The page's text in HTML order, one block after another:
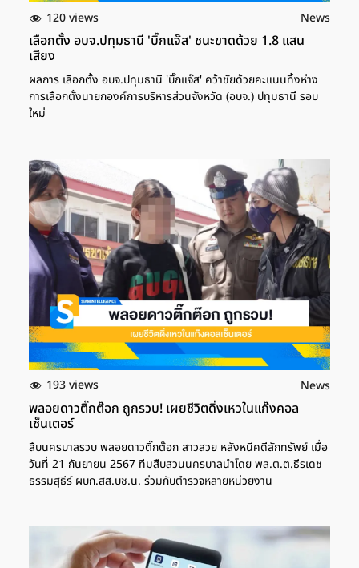
120 views News
เลือกตั้ง อบจ.ปทุมธานี 'บิ๊กแจ๊ส' ชนะขาดด้วย 1.8 แสน
เสียง
ผลการ เลือกตั้ง อบจ.ปทุมธานี 'บิ๊กแจ๊ส' คว้าชัยด้วยคะแนนทิ้งห่าง
การเลือกตั้งนายกองค์การบริหารส่วนจังหวัด (อบจ.) ปทุมธานี รอบ
ใหม่
193 views News
พลอยดาวติ๊กต๊อก ถูกรวบ! เผยชีวิตดิ่งเหวในแก๊งคอล
เซ็นเตอร์
สืบนครบาลรวบ พลอยดาวติ๊กต๊อก สาวสวย หลังหนีคดีลักทรัพย์ เมื่อ
วันที่ 21 กันยายน 2567 ทีมสืบสวนนครบาลนำโดย พล.ต.ต.ธีรเดช
ธรรมสุธีร์ ผบก.สส.บช.น. ร่วมกับตำรวจหลายหน่วยงาน